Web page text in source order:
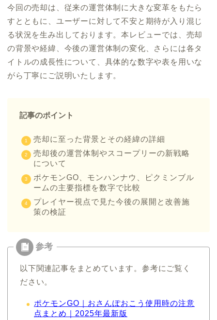
今回の売却は、従来の運営体制に大きな変革をもたら
すとともに、ユーザーに対して不安と期待が入り混じ
る状況を生み出しております。本レビューでは、売却
の背景や経緯、今後の運営体制の変化、さらには各タ
イトルの成長性について、具体的な数字や表を用いな
がら丁寧にご説明いたします。
記事のポイント
売却に至った背景とその経緯の詳細
売却後の運営体制やスコープリーの新戦略
について
ポケモンGO、モンハンナウ、ピクミンブル
ームの主要指標を数字で比較
プレイヤー視点で見た今後の展開と改善施
策の検証
以下関連記事をまとめています。参考にご覧く
ださい。
ポケモンGO｜おさんぽおこう使用時の注意
点まとめ｜2025年最新版